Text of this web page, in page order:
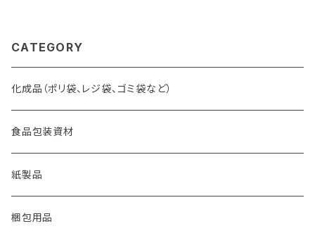
CATEGORY
化成品（ポリ袋、レジ袋、ゴミ袋など）
食品包装資材
紙製品
梱包用品